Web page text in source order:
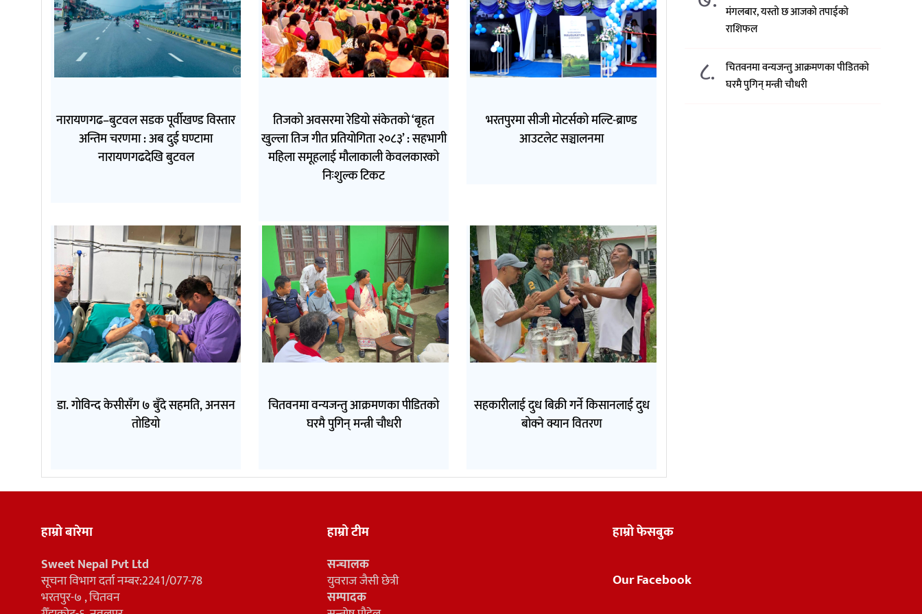
नारायणगढ–बुटवल सडक पूर्वीखण्ड विस्तार
अन्तिम चरणमा : अब दुई घण्टामा
नारायणगढदेखि बुटवल
तिजको अवसरमा रेडियो संकेतको ‘बृहत
खुल्ला तिज गीत प्रतियोगिता २०८३’ : सहभागी
महिला समूहलाई मौलाकाली केवलकारको
निःशुल्क टिकट
भरतपुरमा सीजी मोटर्सको मल्टि-ब्राण्ड
आउटलेट सञ्चालनमा
डा. गोविन्द केसीसँग ७ बुँदे सहमति, अनसन
तोडियो
चितवनमा वन्यजन्तु आक्रमणका पीडितको
घरमै पुगिन् मन्त्री चौधरी
सहकारीलाई दुध बिक्री गर्ने किसानलाई दुध
बोक्ने क्यान वितरण
मंगलबार, यस्तो छ आजको तपाईको
राशिफल
८.
चितवनमा वन्यजन्तु आक्रमणका पीडितको
घरमै पुगिन् मन्त्री चौधरी
हाम्रो बारेमा
Sweet Nepal Pvt Ltd
सूचना विभाग दर्ता नम्बर:2241/077-78
भरतपुर-७ , चितवन
हाम्रो टीम
सन्चालक
युवराज जैसी छेत्री
सम्पादक
हाम्रो फेसबुक
Our Facebook